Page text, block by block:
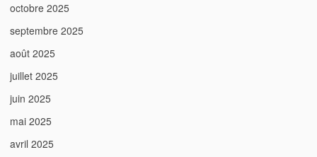
octobre 2025
septembre 2025
août 2025
juillet 2025
juin 2025
mai 2025
avril 2025